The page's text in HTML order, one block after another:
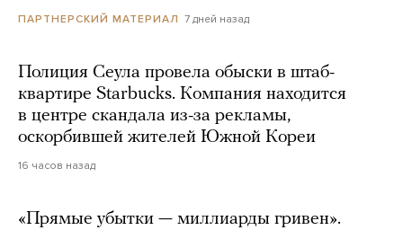
ПАРТНЕРСКИЙ МАТЕРИАЛ 7 дней назад
Полиция Сеула провела обыски в штаб-
квартире Starbucks. Компания находится
в центре скандала из-за рекламы,
оскорбившей жителей Южной Кореи
16 часов назад
«Прямые убытки — миллиарды гривен».